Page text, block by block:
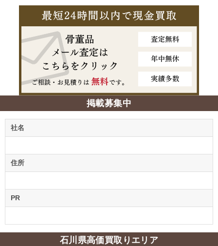
掲載募集中
社名
住所
PR
石川県高価買取りエリア